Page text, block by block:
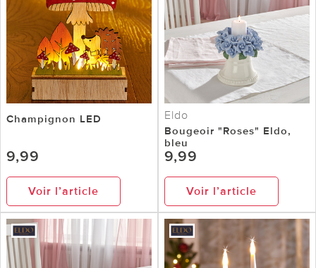
Champignon LED
9,99
Voir l’article
Eldo
Bougeoir "Roses" Eldo,
bleu
9,99
Voir l’article